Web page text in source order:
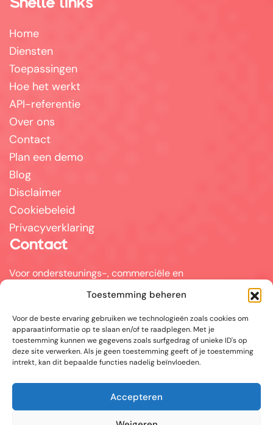
Toestemming beheren
Voor de beste ervaring gebruiken we technologieën zoals cookies om
apparaatinformatie op te slaan en/of te raadplegen. Met je
toestemming kunnen we gegevens zoals surfgedrag of unieke ID's op
deze site verwerken. Als je geen toestemming geeft of je toestemming
intrekt, kan dit bepaalde functies nadelig beïnvloeden.
Accepteren
Home
Diensten
Toepassingen
Hoe het werkt
API-referentie
Over ons
Contact
Plan een demo
Blog
Disclaimer
Cookiebeleid
Privacyverklaring
Contact
Voor ondersteunings-, commerciële en
info@answerpal.eu
AnswerPal
Bisschoppenhoflaan 380
2100 Antwerpen
België
+32.36416685
BE 0862.692.858